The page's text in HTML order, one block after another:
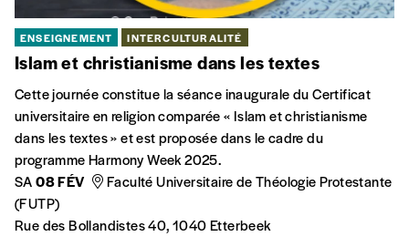
ENSEIGNEMENT INTERCULTURALITÉ
Islam et christianisme dans les textes
Cette journée constitue la séance inaugurale du Certificat
universitaire en religion comparée « Islam et christianisme
dans les textes » et est proposée dans le cadre du
programme Harmony Week 2025.
SA08 FÉV
Faculté Universitaire de Théologie Protestante
(FUTP)
Rue des Bollandistes 40, 1040 Etterbeek